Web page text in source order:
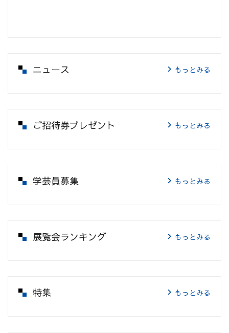
ニュース もっとみる
ご招待券プレゼント もっとみる
学芸員募集 もっとみる
展覧会ランキング もっとみる
特集 もっとみる